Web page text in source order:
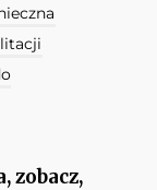
zobacz,